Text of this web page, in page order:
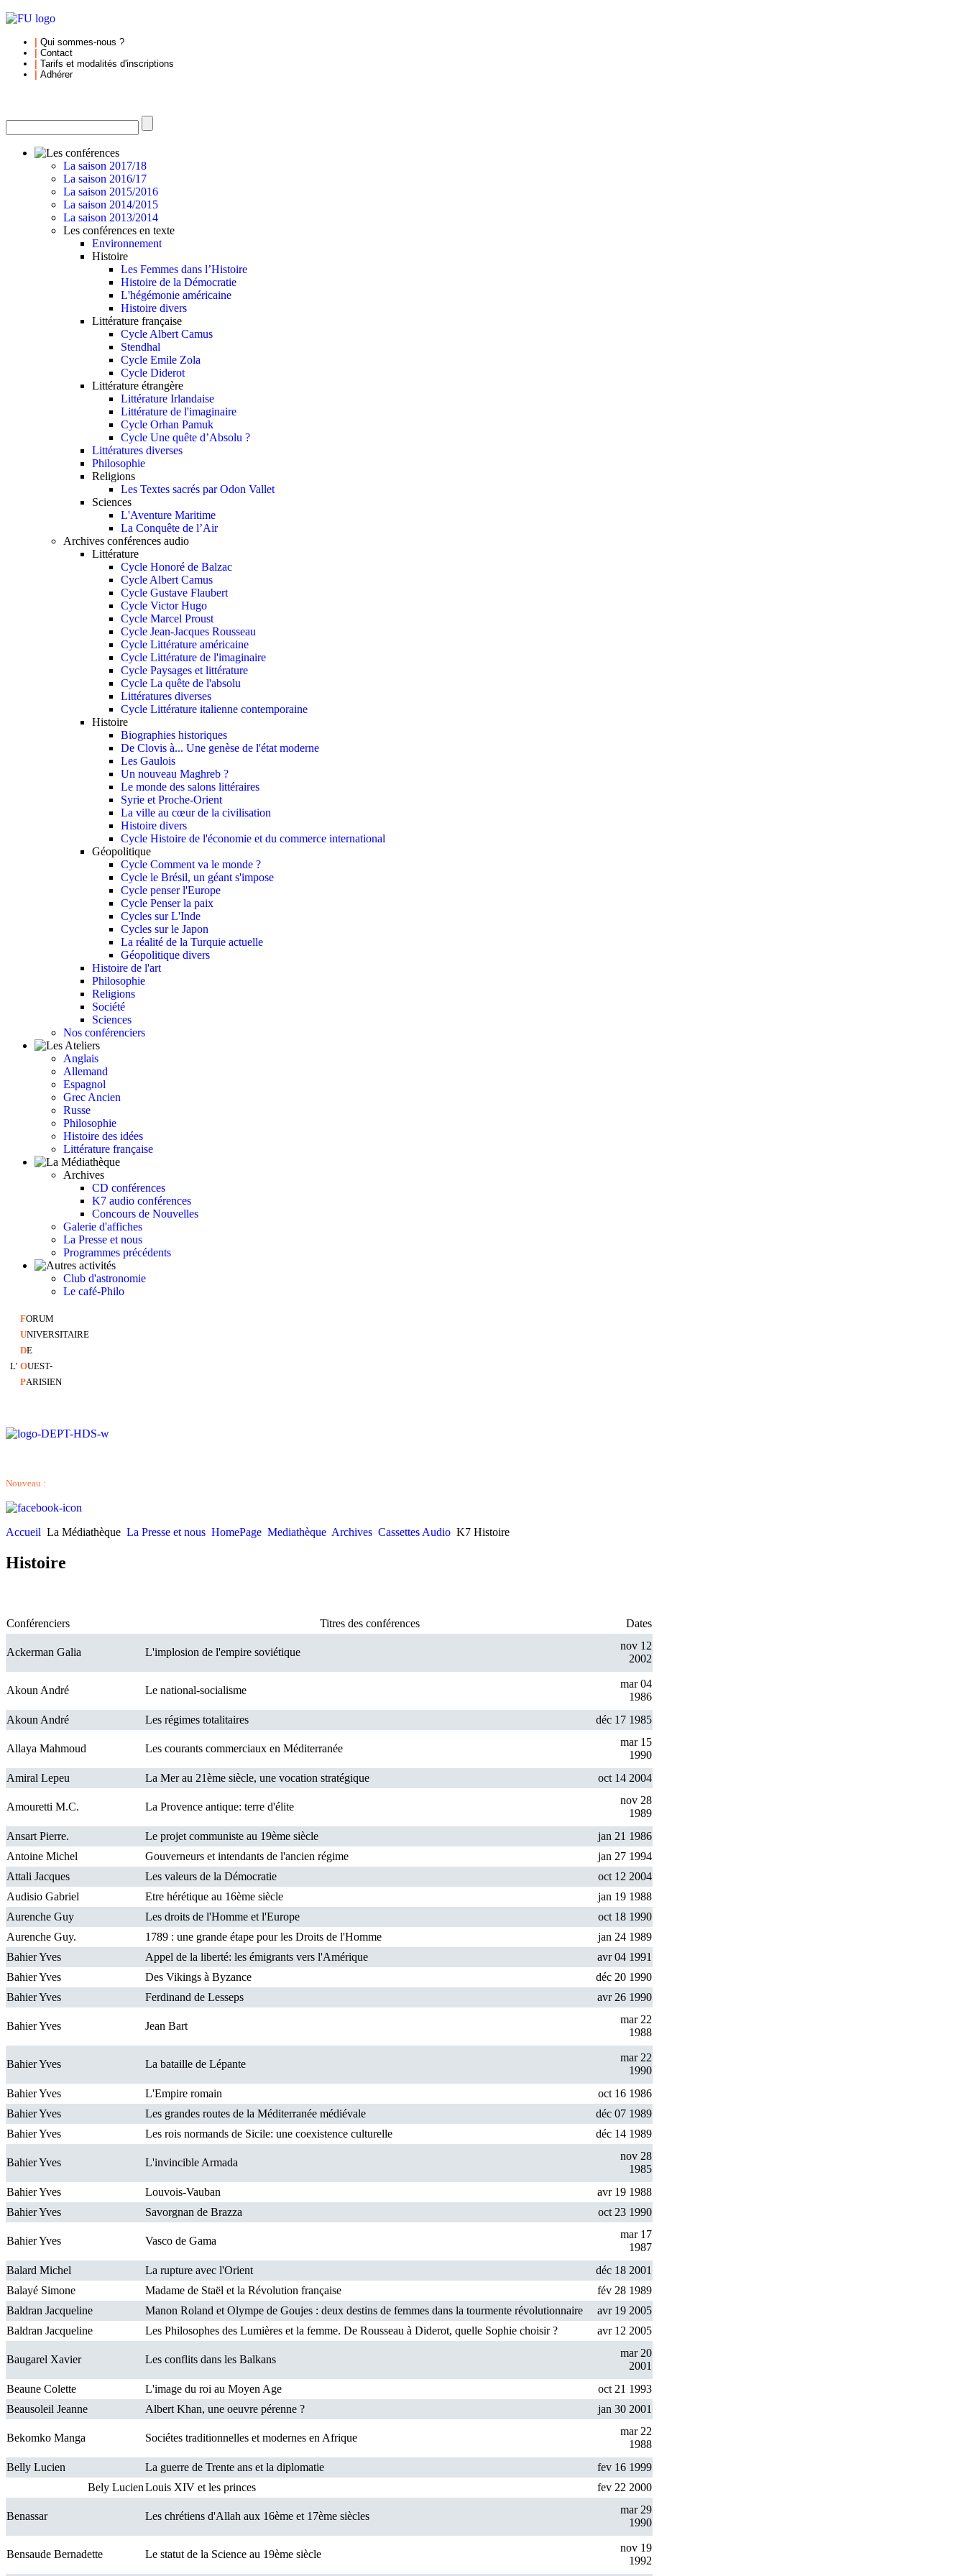
Qui sommes-nous ?
Contact
Tarifs et modalités d'inscriptions
Adhérer
La saison 2017/18
La saison 2016/17
La saison 2015/2016
La saison 2014/2015
La saison 2013/2014
Les conférences en texte
Environnement
Histoire
Les Femmes dans l’Histoire
Histoire de la Démocratie
L'hégémonie américaine
Histoire divers
Littérature française
Cycle Albert Camus
Stendhal
Cycle Emile Zola
Cycle Diderot
Littérature étrangère
Littérature Irlandaise
Littérature de l'imaginaire
Cycle Orhan Pamuk
Cycle Une quête d’Absolu ?
Littératures diverses
Philosophie
Religions
Les Textes sacrés par Odon Vallet
Sciences
L'Aventure Maritime
La Conquête de l’Air
Archives conférences audio
Littérature
Cycle Honoré de Balzac
Cycle Albert Camus
Cycle Gustave Flaubert
Cycle Victor Hugo
Cycle Marcel Proust
Cycle Jean-Jacques Rousseau
Cycle Littérature américaine
Cycle Littérature de l'imaginaire
Cycle Paysages et littérature
Cycle La quête de l'absolu
Littératures diverses
Cycle Littérature italienne contemporaine
Histoire
Biographies historiques
De Clovis à... Une genèse de l'état moderne
Les Gaulois
Un nouveau Maghreb ?
Le monde des salons littéraires
Syrie et Proche-Orient
La ville au cœur de la civilisation
Histoire divers
Cycle Histoire de l'économie et du commerce international
Géopolitique
Cycle Comment va le monde ?
Cycle le Brésil, un géant s'impose
Cycle penser l'Europe
Cycle Penser la paix
Cycles sur L'Inde
Cycles sur le Japon
La réalité de la Turquie actuelle
Géopolitique divers
Histoire de l'art
Philosophie
Religions
Société
Sciences
Nos conférenciers
Anglais
Allemand
Espagnol
Grec Ancien
Russe
Philosophie
Histoire des idées
Littérature française
Archives
CD conférences
K7 audio conférences
Concours de Nouvelles
Galerie d'affiches
La Presse et nous
Programmes précédents
Club d'astronomie
Le café-Philo
FORUM
UNIVERSITAIRE
DE
L' OUEST-
PARISIEN
Nouveau :
Accueil La Médiathèque La Presse et nous HomePage Mediathèque Archives Cassettes Audio K7 Histoire
Histoire
Conférenciers Titres des conférences Dates
Ackerman Galia L'implosion de l'empire soviétique
nov 12
2002
Akoun André Le national-socialisme
mar 04
1986
Akoun André
Les régimes totalitaires déc 17 1985
Allaya Mahmoud Les courants commerciaux en Méditerranée
mar 15
1990
Amiral Lepeu
La Mer au 21ème siècle, une vocation stratégique oct 14 2004
Amouretti M.C. La Provence antique: terre d'élite
nov 28
1989
Ansart Pierre.
Le projet communiste au 19ème siècle
jan 21 1986
Antoine Michel
Gouverneurs et intendants de l'ancien régime
jan 27 1994
Attali Jacques
Les valeurs de la Démocratie
oct 12 2004
Audisio Gabriel
Etre hérétique au 16ème siècle
jan 19 1988
Aurenche Guy
Les droits de l'Homme et l'Europe
oct 18 1990
Aurenche Guy.
1789 : une grande étape pour les Droits de l'Homme
jan 24 1989
Bahier Yves
Appel de la liberté: les émigrants vers l'Amérique
avr 04 1991
Bahier Yves
Des Vikings à Byzance
déc 20 1990
Bahier Yves
Ferdinand de Lesseps avr 26 1990
Bahier Yves Jean Bart
mar 22
1988
Bahier Yves La bataille de Lépante
mar 22
1990
Bahier Yves
L'Empire romain
oct 16 1986
Bahier Yves
Les grandes routes de la Méditerranée médiévale
déc 07 1989
Bahier Yves
Les rois normands de Sicile: une coexistence culturelle déc 14 1989
Bahier Yves L'invincible Armada
nov 28
1985
Bahier Yves
Louvois-Vauban
avr 19 1988
Bahier Yves
Savorgnan de Brazza oct 23 1990
Bahier Yves Vasco de Gama
mar 17
1987
Balard Michel
La rupture avec l'Orient
déc 18 2001
Balayé Simone
Madame de Staël et la Révolution française
fév 28 1989
Baldran Jacqueline
Manon Roland et Olympe de Goujes : deux destins de femmes dans la tourmente révolutionnaire
avr 19 2005
Baldran Jacqueline
Les Philosophes des Lumières et la femme. De Rousseau à Diderot, quelle Sophie choisir ? avr 12 2005
Baugarel Xavier Les conflits dans les Balkans
mar 20
2001
Beaune Colette
L'image du roi au Moyen Age
oct 21 1993
Beausoleil Jeanne
Albert Khan, une oeuvre pérenne ? jan 30 2001
Bekomko Manga Sociétes traditionnelles et modernes en Afrique
mar 22
1988
Belly Lucien
La guerre de Trente ans et la diplomatie
fev 16 1999
Bely LucienLouis XIV et les princes fev 22 2000
Benassar Les chrétiens d'Allah aux 16ème et 17ème siècles
mar 29
1990
Bensaude Bernadette Le statut de la Science au 19ème siècle
nov 19
1992